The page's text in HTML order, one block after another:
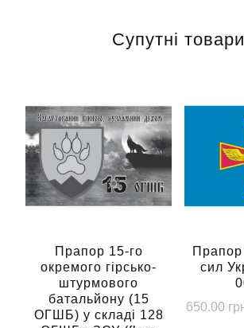
Супутні товари
Прапор 15-го
окремого гірсько-
штурмового
батальйону (15
ОГШБ) у складі 128
Прапор
сил
650.00